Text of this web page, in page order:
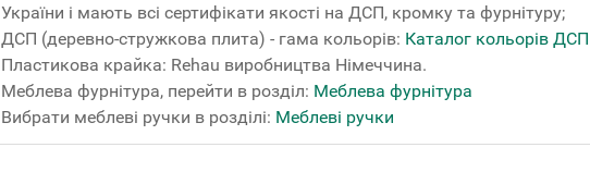
України і мають всі сертифікати якості на ДСП, кромку та фурнітуру;
ДСП (деревно-стружкова плита) - гама кольорів: Каталог кольорів ДСП
Пластикова крайка: Rehau виробництва Німеччина.
Меблева фурнітура, перейти в розділ: Меблева фурнітура
Вибрати меблеві ручки в розділі: Меблеві ручки